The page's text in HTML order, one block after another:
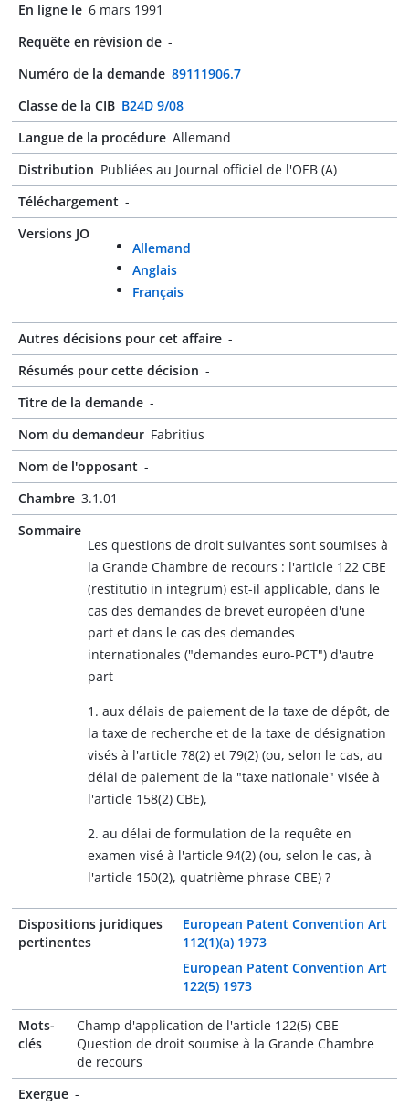
En ligne le 6 mars 1991
Requête en révision de -
Numéro de la demande 89111906.7
Classe de la CIB B24D 9/08
Langue de la procédure Allemand
Distribution Publiées au Journal officiel de l'OEB (A)
Téléchargement -
Versions JO
Allemand
Anglais
Français
Autres décisions pour cet affaire -
Résumés pour cette décision -
Titre de la demande -
Nom du demandeur Fabritius
Nom de l'opposant -
Chambre 3.1.01
Sommaire
Les questions de droit suivantes sont soumises à
la Grande Chambre de recours : l'article 122 CBE
(restitutio in integrum) est-il applicable, dans le
cas des demandes de brevet européen d'une
part et dans le cas des demandes
internationales ("demandes euro-PCT") d'autre
part
1. aux délais de paiement de la taxe de dépôt, de
la taxe de recherche et de la taxe de désignation
visés à l'article 78(2) et 79(2) (ou, selon le cas, au
délai de paiement de la "taxe nationale" visée à
l'article 158(2) CBE),
2. au délai de formulation de la requête en
examen visé à l'article 94(2) (ou, selon le cas, à
l'article 150(2), quatrième phrase CBE) ?
Dispositions juridiques
pertinentes
European Patent Convention Art
112(1)(a) 1973
European Patent Convention Art
122(5) 1973
Mots-
clés
Champ d'application de l'article 122(5) CBE
Question de droit soumise à la Grande Chambre
de recours
Exergue -